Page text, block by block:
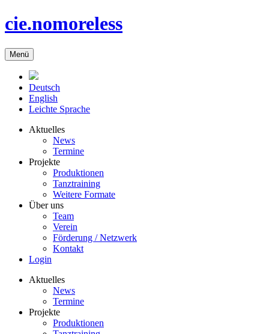
cie.nomoreless
Menü
Deutsch
English
Leichte Sprache
Aktuelles
News
Termine
Projekte
Produktionen
Tanztraining
Weitere Formate
Über uns
Team
Verein
Förderung / Netzwerk
Kontakt
Login
Aktuelles
News
Termine
Projekte
Produktionen